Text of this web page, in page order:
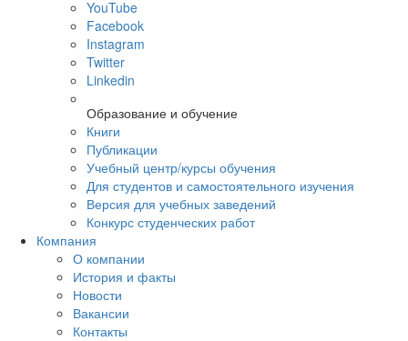
YouTube
Facebook
Instagram
Twitter
Linkedin
Образование и обучение
Книги
Публикации
Учебный центр/курсы обучения
Для студентов и самостоятельного изучения
Версия для учебных заведений
Конкурс студенческих работ
Компания
О компании
История и факты
Новости
Вакансии
Контакты